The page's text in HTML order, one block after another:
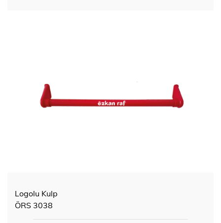
Logolu Kulp
ÖRS 3038